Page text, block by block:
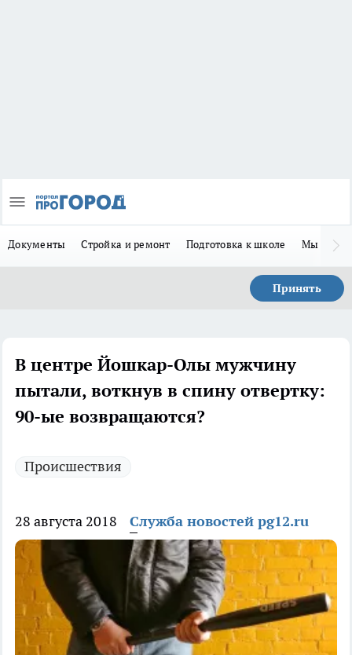
Документы Стройка и ремонт Подготовка к школе Мы в MAX
Принять
В центре Йошкар-Олы мужчину
пытали, воткнув в спину отвертку:
90-ые возвращаются?
Происшествия
28 августа 2018 Служба новостей pg12.ru